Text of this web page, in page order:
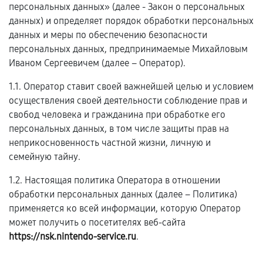
персональных данных» (далее - Закон о персональных
данных) и определяет порядок обработки персональных
данных и меры по обеспечению безопасности
персональных данных, предпринимаемые Михайловым
Иваном Сергеевичем (далее – Оператор).
1.1. Оператор ставит своей важнейшей целью и условием
осуществления своей деятельности соблюдение прав и
свобод человека и гражданина при обработке его
персональных данных, в том числе защиты прав на
неприкосновенность частной жизни, личную и
семейную тайну.
1.2. Настоящая политика Оператора в отношении
обработки персональных данных (далее – Политика)
применяется ко всей информации, которую Оператор
может получить о посетителях веб-сайта
https://nsk.nintendo-service.ru.